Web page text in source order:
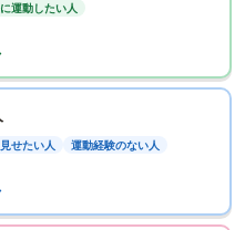
運動したい人
せたい人 運動経験のない人